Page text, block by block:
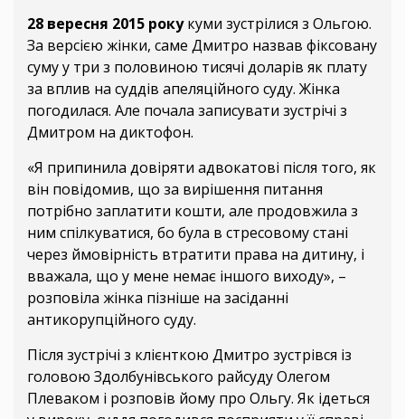
28 вересня 2015 рокукуми зустрілися з Ольгою.
За версією жінки, саме Дмитро назвав фіксовану
суму у три з половиною тисячі доларів як плату
за вплив на суддів апеляційного суду. Жінка
погодилася. Але почала записувати зустрічі з
Дмитром на диктофон.
«Я припинила довіряти адвокатові після того, як
він повідомив, що за вирішення питання
потрібно заплатити кошти, але продовжила з
ним спілкуватися, бо була в стресовому стані
через ймовірність втратити права на дитину, і
вважала, що у мене немає іншого виходу», –
розповіла жінка пізніше на засіданні
антикорупційного суду.
Після зустрічі з клієнткою Дмитро зустрівся із
головою Здолбунівського райсуду Олегом
Плеваком і розповів йому про Ольгу. Як ідеться